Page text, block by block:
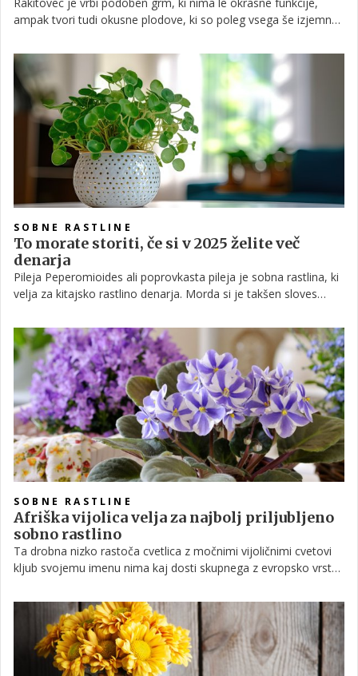
ampak tvori tudi okusne plodove, ki so poleg vsega še izjemno
pride prav v jesenskih in zimskih mesecih.
SOBNE RASTLINE
To morate storiti, če si v 2025 želite več
denarja
Pileja Peperomioides ali poprovkasta pileja je sobna rastlina, ki
velja za kitajsko rastlino denarja. Morda si je takšen sloves
spominjajo na kovance. A če pustimo ob strani denar, je
poprovkasta pileja zelo nezahtevna in hvaležna za vzgojo ter
hkrati čudovita zelena dekoracija v vsakemu domu.
SOBNE RASTLINE
Afriška vijolica velja za najbolj priljubljeno
sobno rastlino
Ta drobna nizko rastoča cvetlica z močnimi vijoličnimi cvetovi
kljub svojemu imenu nima kaj dosti skupnega z evropsko vrsto
cvetovih. Njena domovina so tropski deževni gozdovi Tanzanije
in Kenije, sicer pa velja za sobno rastlino, ki se najpogosteje
znajde v naših domovih.